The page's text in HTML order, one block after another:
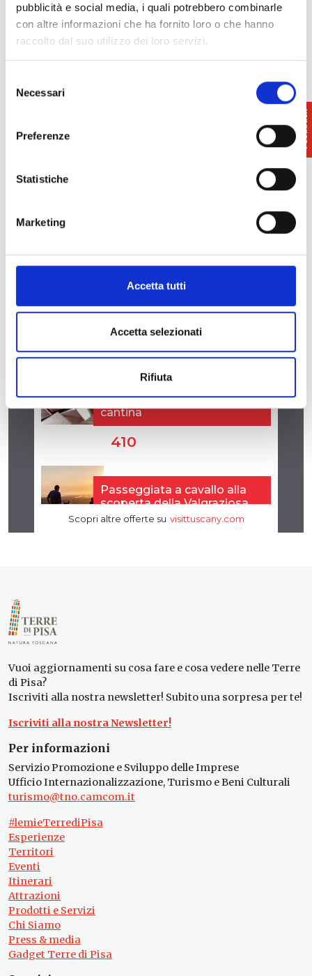
pubblicità e social media, i quali potrebbero combinarle
con altre informazioni che ha fornito loro o che hanno
raccolto dal suo utilizzo dei loro servizi.
delNecessari
Preferenze
Statistiche
Marketing
Accetta tutti
Accetta selezionati
Rifiuta
Info: Palazzo Blu
050 916950
info@palazzoblu.it
www.palazzoblu.it
Vuoi aggiornamenti su cosa fare e cosa vedere nelle Terre
di Pisa?
Iscriviti alla nostra newsletter! Subito una sorpresa per te!
Iscriviti alla nostra Newsletter!
Per informazioni
Servizio Promozione e Sviluppo delle Imprese
Ufficio Internazionalizzazione, Turismo e Beni Culturali
turismo@tno.camcom.it
#lemieTerrediPisa
Esperienze
Territori
Eventi
Itinerari
Attrazioni
Prodotti e Servizi
Chi Siamo
Press & media
Gadget Terre di Pisa